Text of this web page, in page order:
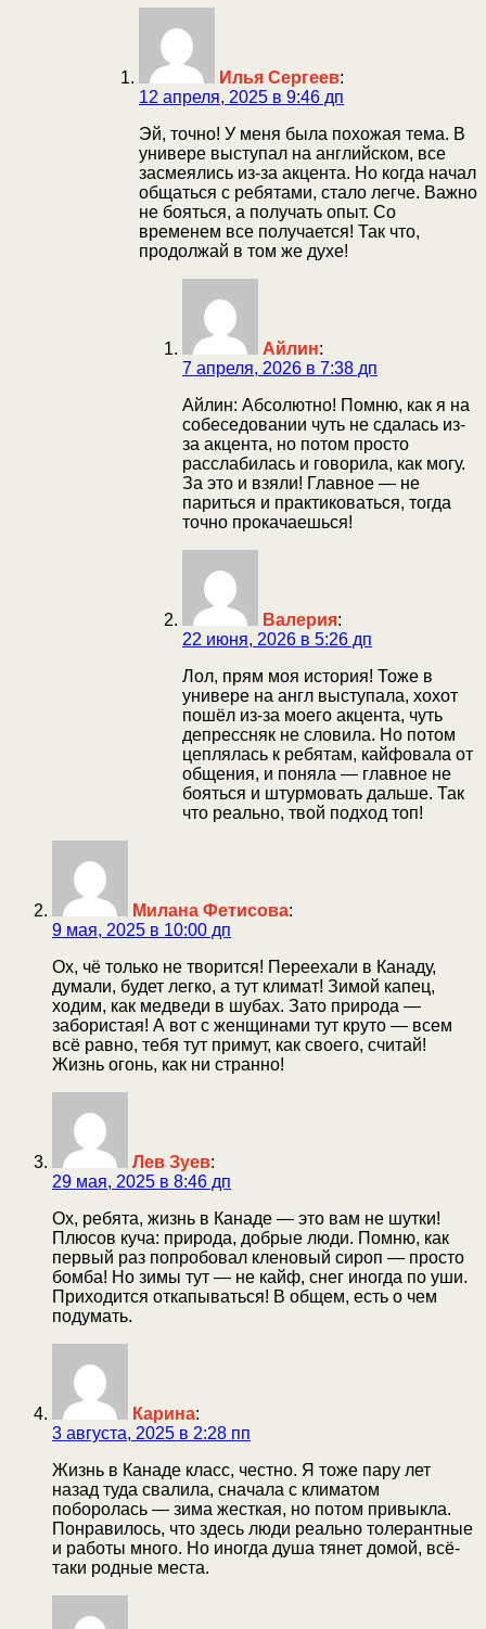
Илья Сергеев:
12 апреля, 2025 в 9:46 дп
Эй, точно! У меня была похожая тема. В
универе выступал на английском, все
засмеялись из-за акцента. Но когда начал
общаться с ребятами, стало легче. Важно
не бояться, а получать опыт. Со
временем все получается! Так что,
продолжай в том же духе!
Айлин:
7 апреля, 2026 в 7:38 дп
Айлин: Абсолютно! Помню, как я на
собеседовании чуть не сдалась из-
за акцента, но потом просто
расслабилась и говорила, как могу.
За это и взяли! Главное — не
париться и практиковаться, тогда
точно прокачаешься!
Валерия:
22 июня, 2026 в 5:26 дп
Лол, прям моя история! Тоже в
универе на англ выступала, хохот
пошёл из-за моего акцента, чуть
депрессняк не словила. Но потом
цеплялась к ребятам, кайфовала от
общения, и поняла — главное не
бояться и штурмовать дальше. Так
что реально, твой подход топ!
Милана Фетисова:
9 мая, 2025 в 10:00 дп
Ох, чё только не творится! Переехали в Канаду,
думали, будет легко, а тут климат! Зимой капец,
ходим, как медведи в шубах. Зато природа —
забористая! А вот с женщинами тут круто — всем
всё равно, тебя тут примут, как своего, считай!
Жизнь огонь, как ни странно!
Лев Зуев:
29 мая, 2025 в 8:46 дп
Ох, ребята, жизнь в Канаде — это вам не шутки!
Плюсов куча: природа, добрые люди. Помню, как
первый раз попробовал кленовый сироп — просто
бомба! Но зимы тут — не кайф, снег иногда по уши.
Приходится откапываться! В общем, есть о чем
подумать.
Карина:
3 августа, 2025 в 2:28 пп
Жизнь в Канаде класс, честно. Я тоже пару лет
назад туда свалила, сначала с климатом
поборолась — зима жесткая, но потом привыкла.
Понравилось, что здесь люди реально толерантные
и работы много. Но иногда душа тянет домой, всё-
таки родные места.